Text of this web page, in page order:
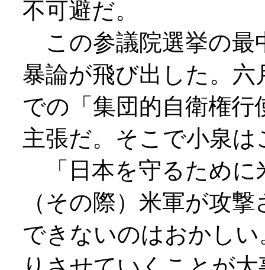
不可避だ。
この参議院選挙の最
暴論が飛び出した。
での「集団的自衛権
主張だ。そこで小泉
「日本を守るために
（その際）米軍が攻
できないのはおかし